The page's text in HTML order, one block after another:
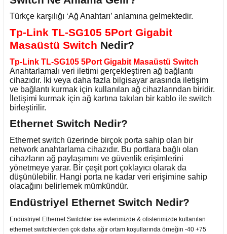
Türkçe karşılığı ‘Ağ Anahtarı’ anlamına gelmektedir.
Tp-Link TL-SG105 5Port Gigabit
Masaüstü Switch Nedir?
Tp-Link TL-SG105 5Port Gigabit Masaüstü Switch
Anahtarlamalı veri iletimi gerçekleştiren ağ bağlantı
cihazıdır. İki veya daha fazla bilgisayar arasında iletişim
ve bağlantı kurmak için kullanılan ağ cihazlarından biridir.
İletişimi kurmak için ağ kartına takılan bir kablo ile switch
birleştirilir.
Ethernet Switch Nedir?
Ethernet switch üzerinde birçok porta sahip olan bir
network anahtarlama cihazıdır. Bu portlara bağlı olan
cihazların ağ paylaşımını ve güvenlik erişimlerini
yönetmeye yarar. Bir çeşit port çoklayıcı olarak da
düşünülebilir. Hangi porta ne kadar veri erişimine sahip
olacağını belirlemek mümkündür.
Endüstriyel Ethernet Switch Nedir?
Endüstriyel Ethernet Switchler ise evlerimizde & ofislerimizde kullanılan
ethernet switchlerden çok daha ağır ortam koşullarında örneğin -40 +75